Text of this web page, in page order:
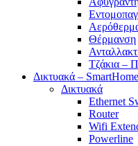
Θέρμανση
Τζάκια –
Δικτυακά – SmartHome
Δικτυακά
Ethernet
Router
Wifi
Powerline